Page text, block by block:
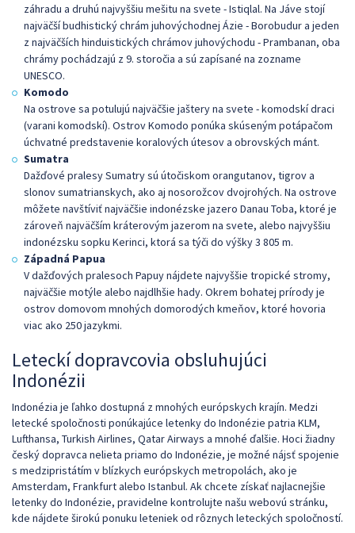
záhradu a druhú najvyššiu mešitu na svete - Istiqlal. Na Jáve stojí
najväčší budhistický chrám juhovýchodnej Ázie - Borobudur a jeden
z najväčších hinduistických chrámov juhovýchodu - Prambanan, oba
chrámy pochádzajú z 9. storočia a sú zapísané na zozname
UNESCO.
Komodo
Na ostrove sa potulujú najväčšie jaštery na svete - komodskí draci
(varani komodskí). Ostrov Komodo ponúka skúseným potápačom
úchvatné predstavenie koralových útesov a obrovských mánt.
Sumatra
Dažďové pralesy Sumatry sú útočiskom orangutanov, tigrov a
slonov sumatrianskych, ako aj nosorožcov dvojrohých. Na ostrove
môžete navštíviť najväčšie indonézske jazero Danau Toba, ktoré je
zároveň najväčším kráterovým jazerom na svete, alebo najvyššiu
indonézsku sopku Kerinci, ktorá sa týči do výšky 3 805 m.
Západná Papua
V dažďových pralesoch Papuy nájdete najvyššie tropické stromy,
najväčšie motýle alebo najdlhšie hady. Okrem bohatej prírody je
ostrov domovom mnohých domorodých kmeňov, ktoré hovoria
viac ako 250 jazykmi.
Leteckí dopravcovia obsluhujúci
Indonézii
Indonézia je ľahko dostupná z mnohých európskych krajín. Medzi
letecké spoločnosti ponúkajúce letenky do Indonézie patria KLM,
Lufthansa, Turkish Airlines, Qatar Airways a mnohé ďalšie. Hoci žiadny
český dopravca nelieta priamo do Indonézie, je možné nájsť spojenie
s medzipristátím v blízkych európskych metropolách, ako je
Amsterdam, Frankfurt alebo Istanbul. Ak chcete získať najlacnejšie
letenky do Indonézie, pravidelne kontrolujte našu webovú stránku,
kde nájdete širokú ponuku leteniek od rôznych leteckých spoločností.